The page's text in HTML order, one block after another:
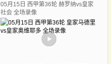
05月15日 西甲第36轮 赫罗纳vs皇家
社会 全场录像